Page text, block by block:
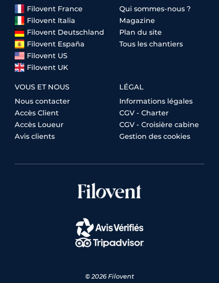
Filovent France
Filovent Italia
Filovent Deutschland
Filovent España
Filovent US
Filovent UK
Qui sommes-nous ?
Magazine
Plan du site
Tous les chantiers
VOUS ET NOUS
Nous contacter
Accès Client
Accès Loueur
Avis clients
LÉGAL
Informations légales
CGV - Charter
CGV - Croisière cabine
Gestion des cookies
© 2026 Filovent